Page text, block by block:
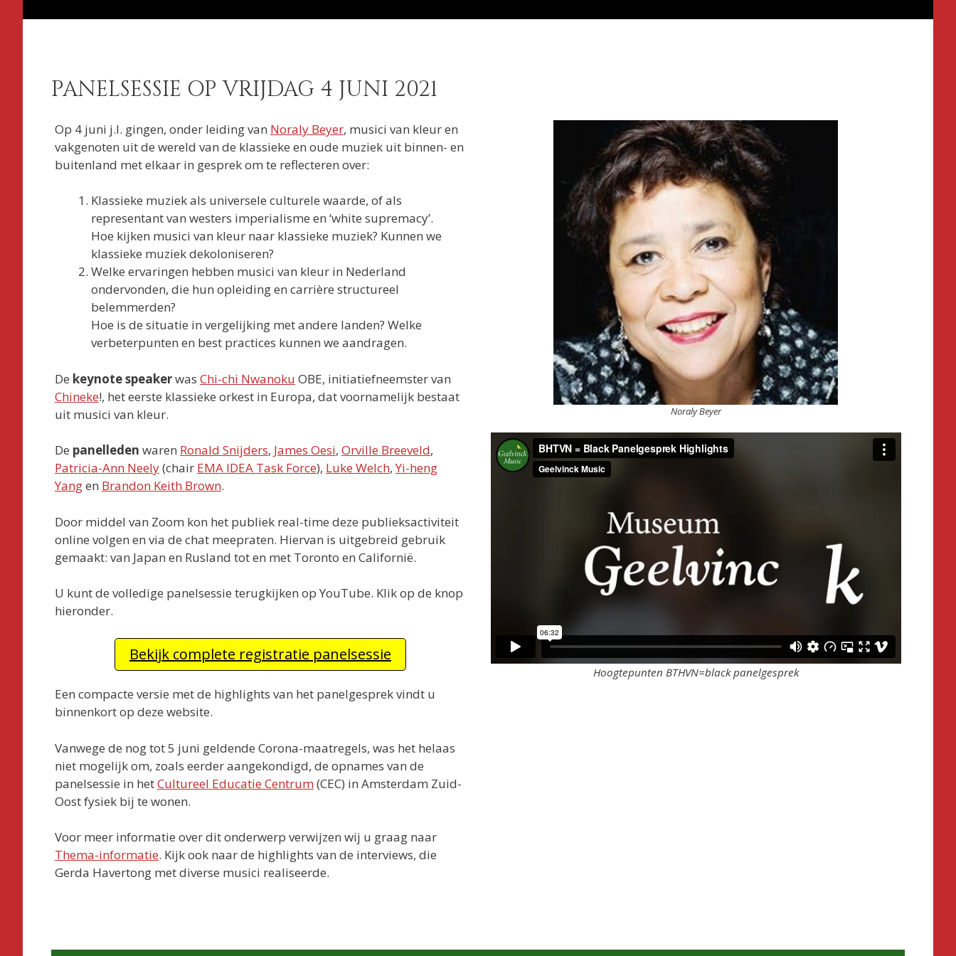
PANELSESSIE OP VRIJDAG 4 JUNI 2021
Op 4 juni j.l. gingen, onder leiding van Noraly Beyer, musici van kleur en
vakgenoten uit de wereld van de klassieke en oude muziek uit binnen- en
buitenland met elkaar in gesprek om te reflecteren over:
Klassieke muziek als universele culturele waarde, of als
representant van westers imperialisme en ‘white supremacy’.
Hoe kijken musici van kleur naar klassieke muziek? Kunnen we
klassieke muziek dekoloniseren?
Welke ervaringen hebben musici van kleur in Nederland
ondervonden, die hun opleiding en carrière structureel
belemmerden?
Hoe is de situatie in vergelijking met andere landen? Welke
verbeterpunten en best practices kunnen we aandragen.
De keynote speakerwas Chi-chi Nwanoku OBE, initiatiefneemster van
Chineke!, het eerste klassieke orkest in Europa, dat voornamelijk bestaat
uit musici van kleur.
De panelleden waren Ronald Snijders, James Oesi, Orville Breeveld,
Patricia-Ann Neely(chair EMA IDEA Task Force), Luke Welch,Yi-heng
Yangen Brandon Keith Brown.
Door middel van Zoom kon het publiek real-time deze publieksactiviteit
online volgen en via de chat meepraten. Hiervan is uitgebreid gebruik
gemaakt: van Japan en Rusland tot en met Toronto en Californië.
U kunt de volledige panelsessie terugkijken op YouTube. Klik op de knop
hieronder.
Bekijk complete registratie panelsessie
Een compacte versie met de highlights van het panelgesprek vindt u
binnenkort op deze website.
Vanwege de nog tot 5 juni geldende Corona-maatregels, was het helaas
niet mogelijk om, zoals eerder aangekondigd, de opnames van de
panelsessie in hetCultureel Educatie Centrum(CEC) in Amsterdam Zuid-
Oost fysiek bij te wonen.
Voor meer informatie over dit onderwerp verwijzen wij u graag naar
Thema-informatie. Kijk ook naar de highlights van de interviews, die
Gerda Havertong met diverse musici realiseerde.
Noraly Beyer
Hoogtepunten BTHVN=black panelgesprek